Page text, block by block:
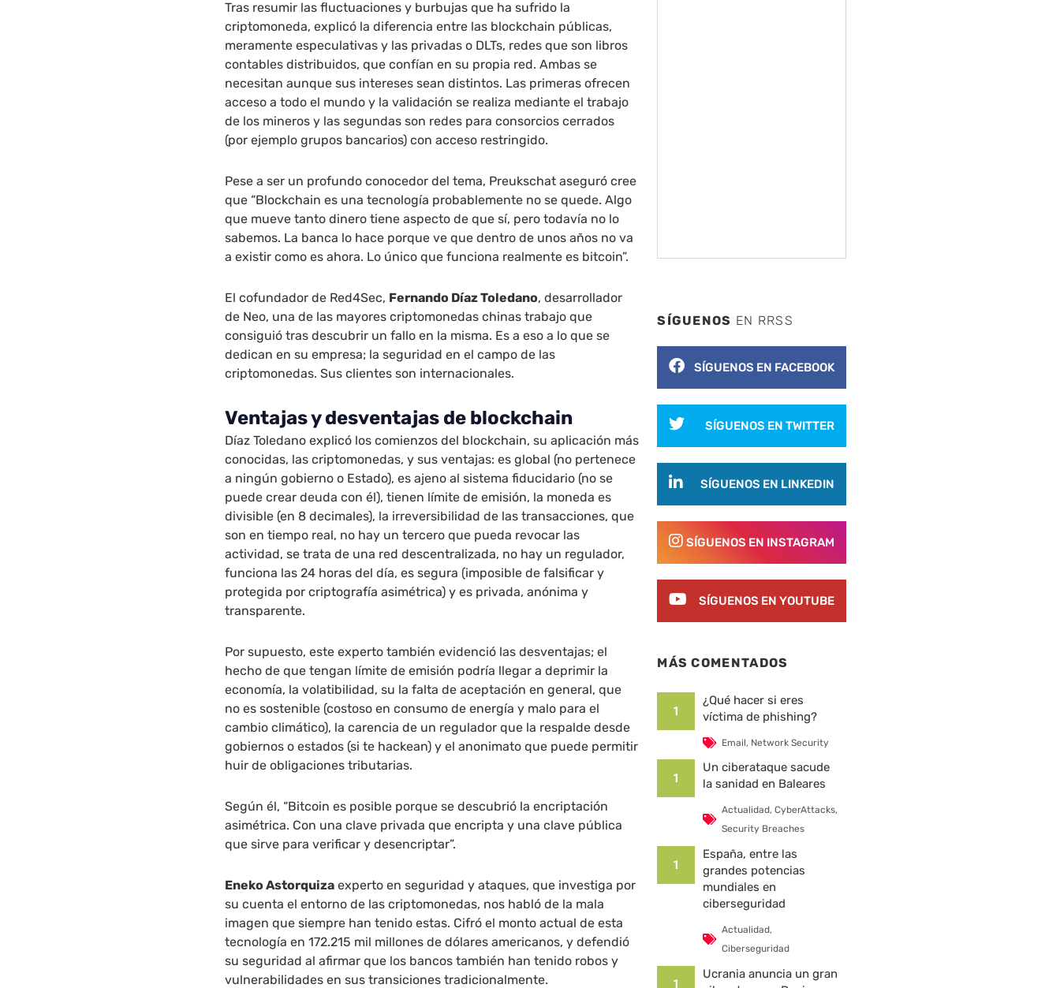
Tras resumir las fluctuaciones y burbujas que ha sufrido la
criptomoneda, explicó la diferencia entre las blockchain públicas,
meramente especulativas y las privadas o DLTs, redes que son libros
contables distribuidos, que confían en su propia red. Ambas se
necesitan aunque sus intereses sean distintos. Las primeras ofrecen
acceso a todo el mundo y la validación se realiza mediante el trabajo
de los mineros y las segundas son redes para consorcios cerrados
(por ejemplo grupos bancarios) con acceso restringido.
Pese a ser un profundo conocedor del tema, Preukschat aseguró cree
que “Blockchain es una tecnología probablemente no se quede. Algo
que mueve tanto dinero tiene aspecto de que sí, pero todavía no lo
sabemos. La banca lo hace porque ve que dentro de unos años no va
a existir como es ahora. Lo único que funciona realmente es bitcoin”.
El cofundador de Red4Sec, Fernando Díaz Toledano, desarrollador
de Neo, una de las mayores criptomonedas chinas trabajo que
consiguió tras descubrir un fallo en la misma. Es a eso a lo que se
dedican en su empresa; la seguridad en el campo de las
criptomonedas. Sus clientes son internacionales.
Ventajas y desventajas de blockchain
Díaz Toledano explicó los comienzos del blockchain, su aplicación más
conocidas, las criptomonedas, y sus ventajas: es global (no pertenece
a ningún gobierno o Estado), es ajeno al sistema fiducidario (no se
puede crear deuda con él), tienen límite de emisión, la moneda es
divisible (en 8 decimales), la irreversibilidad de las transacciones, que
son en tiempo real, no hay un tercero que pueda revocar las
actividad, se trata de una red descentralizada, no hay un regulador,
funciona las 24 horas del día, es segura (imposible de falsificar y
protegida por criptografía asimétrica) y es privada, anónima y
transparente.
Por supuesto, este experto también evidenció las desventajas; el
hecho de que tengan límite de emisión podría llegar a deprimir la
economía, la volatibilidad, su la falta de aceptación en general, que
no es sostenible (costoso en consumo de energía y malo para el
cambio climático), la carencia de un regulador que la respalde desde
gobiernos o estados (si te hackean) y el anonimato que puede permitir
huir de obligaciones tributarias.
Según él, “Bitcoin es posible porque se descubrió la encriptación
asimétrica. Con una clave privada que encripta y una clave pública
que sirve para verificar y desencriptar”.
Eneko Astorquiza experto en seguridad y ataques, que investiga por
su cuenta el entorno de las criptomonedas, nos habló de la mala
imagen que siempre han tenido estas. Cifró el monto actual de esta
tecnología en 172.215 mil millones de dólares americanos, y defendió
su seguridad al afirmar que los bancos también han tenido robos y
vulnerabilidades en sus transiciones tradicionalmente.
SÍGUENOS EN RRSS
SÍGUENOS EN FACEBOOK
SÍGUENOS EN TWITTER
SÍGUENOS EN LINKEDIN
SÍGUENOS EN INSTAGRAM
SÍGUENOS EN YOUTUBE
MÁS COMENTADOS
1
¿Qué hacer si eres
víctima de phishing?
Email, Network Security
1
Un ciberataque sacude
la sanidad en Baleares
Actualidad, CyberAttacks,
Security Breaches
1
España, entre las
grandes potencias
mundiales en
ciberseguridad
Actualidad,
Ciberseguridad
1
Ucrania anuncia un gran